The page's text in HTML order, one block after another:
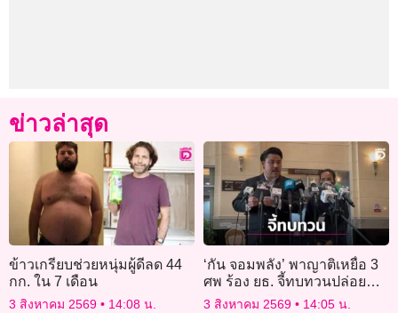
ข่าวล่าสุด
ข้าวเกรียบช่วยหนุ่มผู้ดีลด 44
กก. ใน 7 เดือน
3 สิงหาคม 2569 14:08 น.
‘กัน จอมพลัง’ พาญาติเหยื่อ 3
ศพ ร้อง ยธ. จี้ทบทวนปล่อย
นักโทษอันตราย-ชงแนวทาง
3 สิงหาคม 2569 14:05 น.